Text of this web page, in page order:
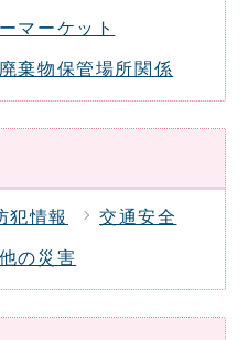
マーケット
廃棄物保管場所関係
犯情報 交通安全
の災害